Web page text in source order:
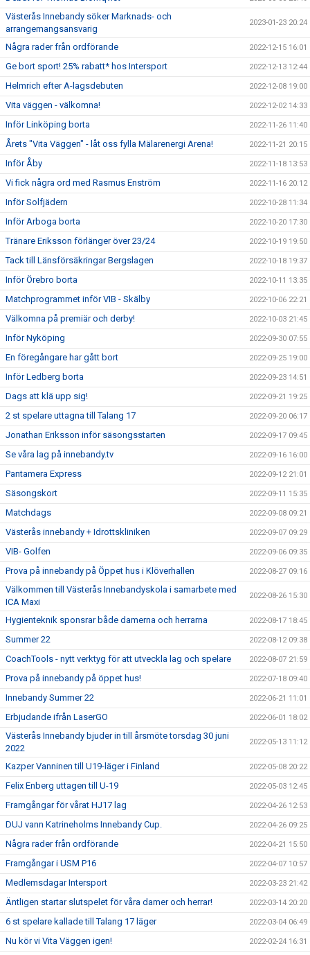
Västerås Innebandy söker Marknads- och
arrangemangsansvarig
2023-01-23 20:24
Några rader från ordförande 2022-12-15 16:01
Ge bort sport! 25% rabatt* hos Intersport 2022-12-13 12:44
Helmrich efter A-lagsdebuten 2022-12-08 19:00
Vita väggen - välkomna! 2022-12-02 14:33
Inför Linköping borta 2022-11-26 11:40
Årets "Vita Väggen" - låt oss fylla Mälarenergi Arena! 2022-11-21 20:15
Inför Åby 2022-11-18 13:53
Vi fick några ord med Rasmus Enström 2022-11-16 20:12
Inför Solfjädern 2022-10-28 11:34
Inför Arboga borta 2022-10-20 17:30
Tränare Eriksson förlänger över 23/24 2022-10-19 19:50
Tack till Länsförsäkringar Bergslagen 2022-10-18 19:37
Inför Örebro borta 2022-10-11 13:35
Matchprogrammet inför VIB - Skälby 2022-10-06 22:21
Välkomna på premiär och derby! 2022-10-03 21:45
Inför Nyköping 2022-09-30 07:55
En föregångare har gått bort 2022-09-25 19:00
Inför Ledberg borta 2022-09-23 14:51
Dags att klä upp sig! 2022-09-21 19:25
2 st spelare uttagna till Talang 17 2022-09-20 06:17
Jonathan Eriksson inför säsongsstarten 2022-09-17 09:45
Se våra lag på innebandy.tv 2022-09-16 16:00
Pantamera Express 2022-09-12 21:01
Säsongskort 2022-09-11 15:35
Matchdags 2022-09-08 09:21
Västerås innebandy + Idrottskliniken 2022-09-07 09:29
VIB- Golfen 2022-09-06 09:35
Prova på innebandy på Öppet hus i Klöverhallen 2022-08-27 09:16
Välkommen till Västerås Innebandyskola i samarbete med
ICA Maxi
2022-08-26 15:30
Hygienteknik sponsrar både damerna och herrarna 2022-08-17 18:45
Summer 22 2022-08-12 09:38
CoachTools - nytt verktyg för att utveckla lag och spelare 2022-08-07 21:59
Prova på innebandy på öppet hus! 2022-07-18 09:40
Innebandy Summer 22 2022-06-21 11:01
Erbjudande ifrån LaserGO 2022-06-01 18:02
Västerås Innebandy bjuder in till årsmöte torsdag 30 juni
2022
2022-05-13 11:12
Kazper Vanninen till U19-läger i Finland 2022-05-08 20:22
Felix Enberg uttagen till U-19 2022-05-03 12:45
Framgångar för vårat HJ17 lag 2022-04-26 12:53
DUJ vann Katrineholms Innebandy Cup. 2022-04-26 09:25
Några rader från ordförande 2022-04-21 15:50
Framgångar i USM P16 2022-04-07 10:57
Medlemsdagar Intersport 2022-03-23 21:42
Äntligen startar slutspelet för våra damer och herrar! 2022-03-14 20:20
6 st spelare kallade till Talang 17 läger 2022-03-04 06:49
Nu kör vi Vita Väggen igen! 2022-02-24 16:31